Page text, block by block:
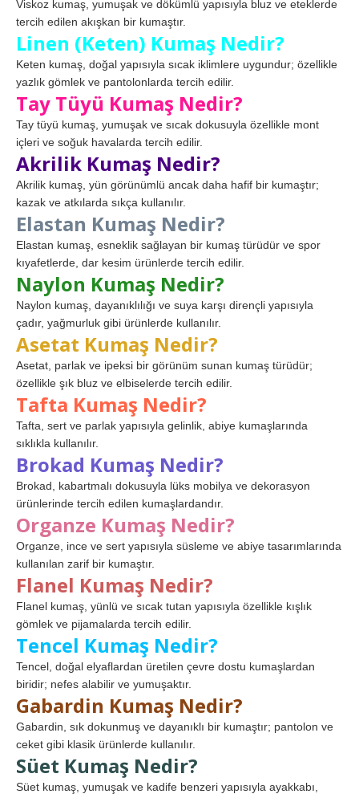
Viskoz kumaş, yumuşak ve dökümlü yapısıyla bluz ve eteklerde
tercih edilen akışkan bir kumaştır.
Linen (Keten) Kumaş Nedir?
Keten kumaş, doğal yapısıyla sıcak iklimlere uygundur; özellikle
yazlık gömlek ve pantolonlarda tercih edilir.
Tay Tüyü Kumaş Nedir?
Tay tüyü kumaş, yumuşak ve sıcak dokusuyla özellikle mont
içleri ve soğuk havalarda tercih edilir.
Akrilik Kumaş Nedir?
Akrilik kumaş, yün görünümlü ancak daha hafif bir kumaştır;
kazak ve atkılarda sıkça kullanılır.
Elastan Kumaş Nedir?
Elastan kumaş, esneklik sağlayan bir kumaş türüdür ve spor
kıyafetlerde, dar kesim ürünlerde tercih edilir.
Naylon Kumaş Nedir?
Naylon kumaş, dayanıklılığı ve suya karşı dirençli yapısıyla
çadır, yağmurluk gibi ürünlerde kullanılır.
Asetat Kumaş Nedir?
Asetat, parlak ve ipeksi bir görünüm sunan kumaş türüdür;
özellikle şık bluz ve elbiselerde tercih edilir.
Tafta Kumaş Nedir?
Tafta, sert ve parlak yapısıyla gelinlik, abiye kumaşlarında
sıklıkla kullanılır.
Brokad Kumaş Nedir?
Brokad, kabartmalı dokusuyla lüks mobilya ve dekorasyon
ürünlerinde tercih edilen kumaşlardandır.
Organze Kumaş Nedir?
Organze, ince ve sert yapısıyla süsleme ve abiye tasarımlarında
kullanılan zarif bir kumaştır.
Flanel Kumaş Nedir?
Flanel kumaş, yünlü ve sıcak tutan yapısıyla özellikle kışlık
gömlek ve pijamalarda tercih edilir.
Tencel Kumaş Nedir?
Tencel, doğal elyaflardan üretilen çevre dostu kumaşlardan
biridir; nefes alabilir ve yumuşaktır.
Gabardin Kumaş Nedir?
Gabardin, sık dokunmuş ve dayanıklı bir kumaştır; pantolon ve
ceket gibi klasik ürünlerde kullanılır.
Süet Kumaş Nedir?
Süet kumaş, yumuşak ve kadife benzeri yapısıyla ayakkabı,